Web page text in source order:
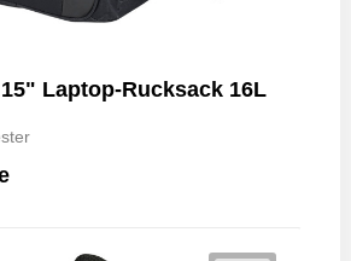
Laptop-Rucksack 16L